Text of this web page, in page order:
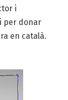
i
per donar
en català.